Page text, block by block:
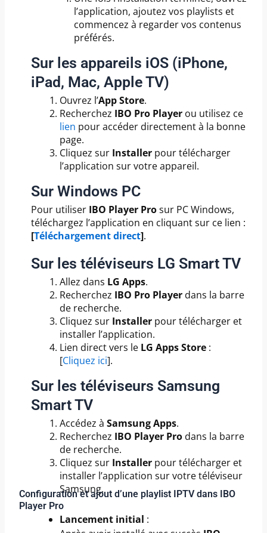
l’application, ajoutez vos playlists et
commencez à regarder vos contenus
préférés.
Sur les appareils iOS (iPhone,
iPad, Mac, Apple TV)
Ouvrez l’App Store.
Recherchez IBO Pro Player ou utilisez ce
lien pour accéder directement à la bonne
page.
Cliquez sur Installer pour télécharger
l’application sur votre appareil.
Sur Windows PC
Pour utiliser IBO Player Prosur PC Windows,
téléchargez l’application en cliquant sur ce lien :
[Téléchargement direct].
Sur les téléviseurs LG Smart TV
Allez dans LG Apps.
Recherchez IBO Pro Player dans la barre
de recherche.
Cliquez sur Installer pour télécharger et
installer l’application.
Lien direct vers le LG Apps Store :
[Cliquez ici].
Sur les téléviseurs Samsung
Smart TV
Accédez àSamsung Apps.
Recherchez IBO Player Pro dans la barre
de recherche.
Cliquez sur Installer pour télécharger et
installer l’application sur votre téléviseur
Samsung.
Configuration et ajout d’une playlist IPTV dans IBO
Player Pro
Lancement initial :